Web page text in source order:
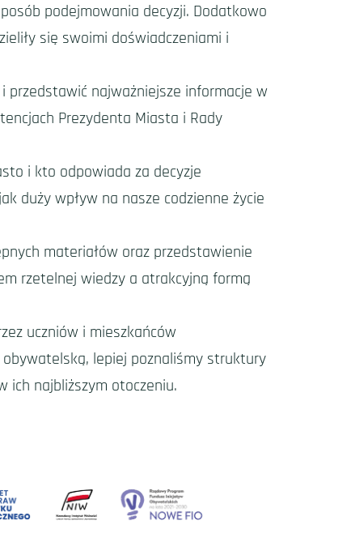
podejmowania decyzji. Dodatkowo
się swoimi doświadczeniami i
przedstawić najważniejsze informacje w
Prezydenta Miasta i Rady
i kto odpowiada za decyzje
duży wpływ na nasze codzienne życie
materiałów oraz przedstawienie
rzetelnej wiedzy a atrakcyjną formą
uczniów i mieszkańców
lepiej poznaliśmy struktury
ich najbliższym otoczeniu.